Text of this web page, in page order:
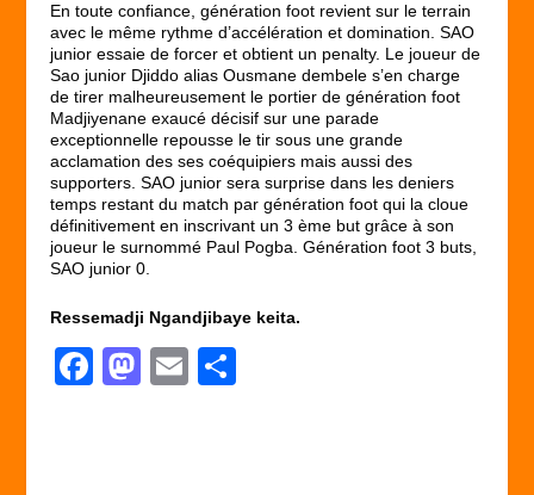
En toute confiance, génération foot revient sur le terrain
avec le même rythme d’accélération et domination. SAO
junior essaie de forcer et obtient un penalty. Le joueur de
Sao junior Djiddo alias Ousmane dembele s’en charge
de tirer malheureusement le portier de génération foot
Madjiyenane exaucé décisif sur une parade
exceptionnelle repousse le tir sous une grande
acclamation des ses coéquipiers mais aussi des
supporters. SAO junior sera surprise dans les deniers
temps restant du match par génération foot qui la cloue
définitivement en inscrivant un 3 ème but grâce à son
joueur le surnommé Paul Pogba. Génération foot 3 buts,
SAO junior 0.
Ressemadji Ngandjibaye keita.
F
M E